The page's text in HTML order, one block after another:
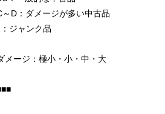
～D：ダメージが多い中古品
ジャンク品
メージ：極小・小・中・大